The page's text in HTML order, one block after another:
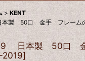
> KENT
製 50口 金手 フレーム
日本製 50口
2019]